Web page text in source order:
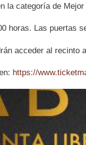
la categoría de
horas. Las puertas
acceder al recinto
https://